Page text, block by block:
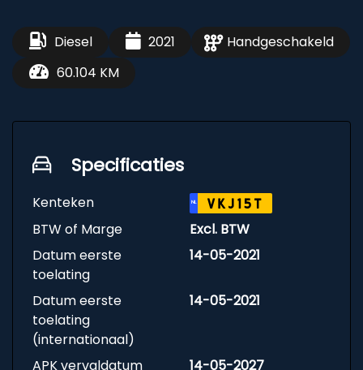
Diesel 2021
Handgeschakeld
60.104 KM
Specificaties
Kenteken NL VKJ15T
BTW of Marge
Excl. BTW
Datum eerste
toelating
14-05-2021
Datum eerste
toelating
(internationaal)
14-05-2021
APK vervaldatum
14-05-2027